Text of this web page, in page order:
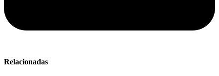
Relacionadas